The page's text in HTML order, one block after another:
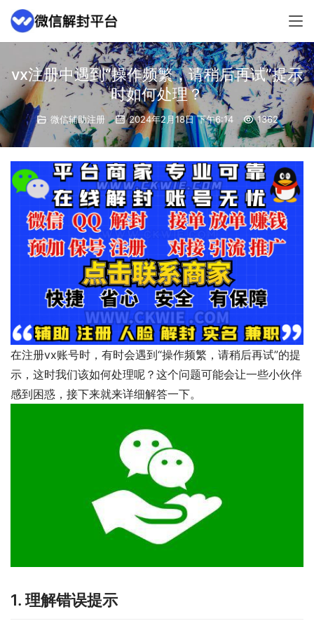
vx注册中遇到“操作频繁，请稍后再试”提示
时如何处理？
微信辅助注册 2024年2月18日 下午6:14 1362
在注册vx账号时，有时会遇到“操作频繁，请稍后再试”的提
示，这时我们该如何处理呢？这个问题可能会让一些小伙伴
感到困惑，接下来就来详细解答一下。
1. 理解错误提示